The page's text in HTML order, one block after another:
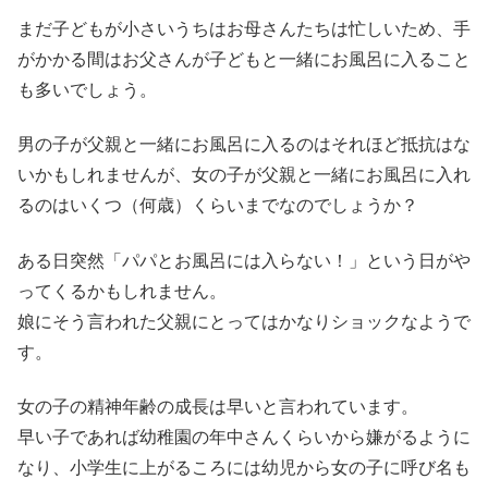
まだ子どもが小さいうちはお母さんたちは忙しいため、手
がかかる間はお父さんが子どもと一緒にお風呂に入ること
も多いでしょう。
男の子が父親と一緒にお風呂に入るのはそれほど抵抗はな
いかもしれませんが、女の子が父親と一緒にお風呂に入れ
るのはいくつ（何歳）くらいまでなのでしょうか？
ある日突然「パパとお風呂には入らない！」という日がや
ってくるかもしれません。
娘にそう言われた父親にとってはかなりショックなようで
す。
女の子の精神年齢の成長は早いと言われています。
早い子であれば幼稚園の年中さんくらいから嫌がるように
なり、小学生に上がるころには幼児から女の子に呼び名も